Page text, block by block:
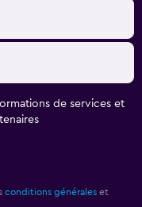
de services et
conditions générales et